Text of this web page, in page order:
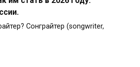
Сонграйтер (songwriter,